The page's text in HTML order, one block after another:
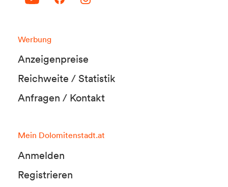
Werbung
Anzeigenpreise
Reichweite / Statistik
Anfragen / Kontakt
Mein Dolomitenstadt.at
Anmelden
Registrieren